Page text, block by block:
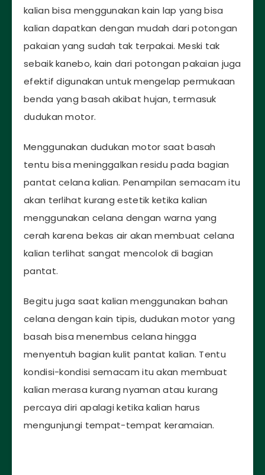
kalian bisa menggunakan kain lap yang bisa
kalian dapatkan dengan mudah dari potongan
pakaian yang sudah tak terpakai. Meski tak
sebaik kanebo, kain dari potongan pakaian juga
efektif digunakan untuk mengelap permukaan
benda yang basah akibat hujan, termasuk
dudukan motor.
Menggunakan dudukan motor saat basah
tentu bisa meninggalkan residu pada bagian
pantat celana kalian. Penampilan semacam itu
akan terlihat kurang estetik ketika kalian
menggunakan celana dengan warna yang
cerah karena bekas air akan membuat celana
kalian terlihat sangat mencolok di bagian
pantat.
Begitu juga saat kalian menggunakan bahan
celana dengan kain tipis, dudukan motor yang
basah bisa menembus celana hingga
menyentuh bagian kulit pantat kalian. Tentu
kondisi-kondisi semacam itu akan membuat
kalian merasa kurang nyaman atau kurang
percaya diri apalagi ketika kalian harus
mengunjungi tempat-tempat keramaian.